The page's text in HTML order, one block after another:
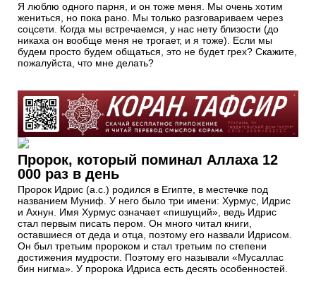
Я люблю одного парня, и он тоже меня. Мы очень хотим
жениться, но пока рано. Мы только разговариваем через
соцсети. Когда мы встречаемся, у нас нету близости (до
никаха он вообще меня не трогает, и я тоже). Если мы
будем просто будем общаться, это не будет грех? Скажите,
пожалуйста, что мне делать?
Пророк, который поминал Аллаха 12
000 раз в день
Пророк Идрис (а.с.) родился в Египте, в местечке под
названием Муниф. У него было три имени: Хурмус, Идрис
и Ахнун. Имя Хурмус означает «пишущий», ведь Идрис
стал первым писать пером. Он много читал книги,
оставшиеся от деда и отца, поэтому его назвали Идрисом.
Он был третьим пророком и стал третьим по степени
достижения мудрости. Поэтому его называли «Мусаллас
бин нигма». У пророка Идриса есть десять особенностей.